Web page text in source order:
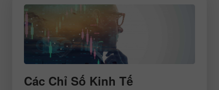
Các Chỉ Số Kinh Tế